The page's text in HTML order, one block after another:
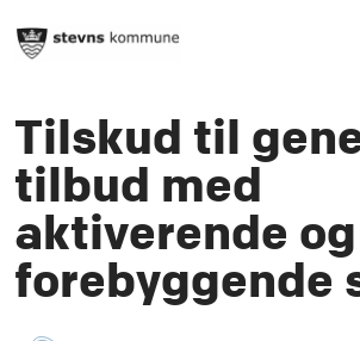
Tilskud til
tilbud med
aktiverende og
forebyggende